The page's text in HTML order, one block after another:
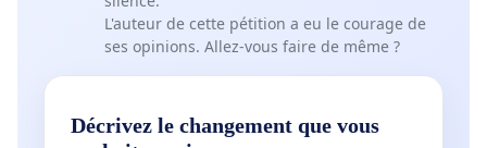
L'auteur de cette pétition a eu le courage de
ses opinions. Allez-vous faire de même ?
Décrivez le changement que vous